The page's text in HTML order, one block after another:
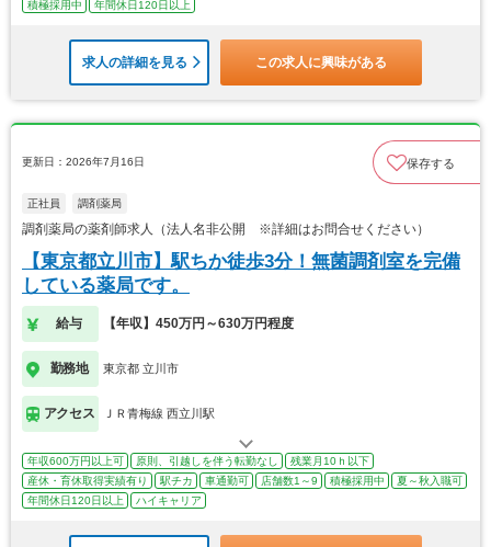
積極採用中 年間休日120日以上
求人の詳細を見る この求人に興味がある
更新日：2026年7月16日 保存する
正社員 調剤薬局
調剤薬局の薬剤師求人（法人名非公開 ※詳細はお問合せください）
【東京都立川市】駅ちか徒歩3分！無菌調剤室を完備
している薬局です。
給与 【年収】450万円～630万円程度
勤務地 東京都 立川市
アクセス ＪＲ青梅線 西立川駅
年収600万円以上可 原則、引越しを伴う転勤なし
残業月10ｈ以下
産休・育休取得実績有り
駅チカ 車通勤可 店舗数1～9 積極採用中
夏～秋入職可
年間休日120日以上
ハイキャリア